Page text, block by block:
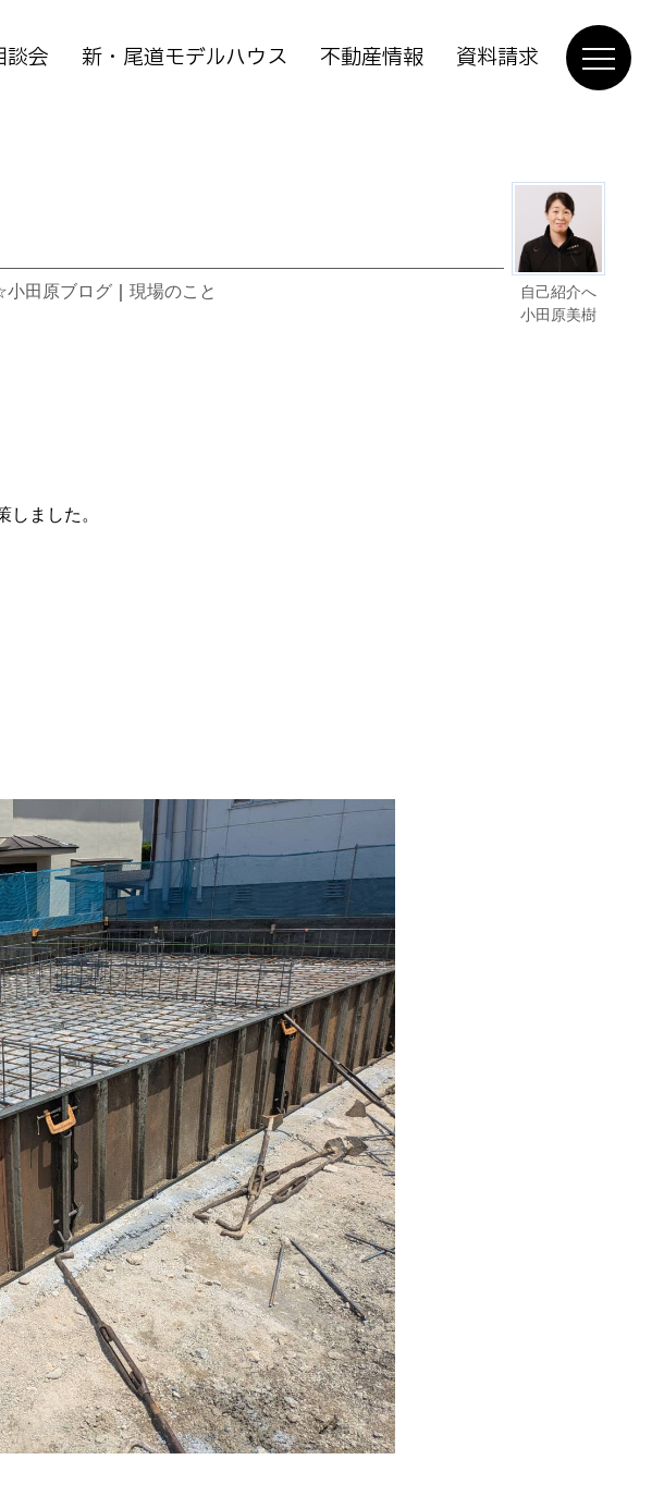
談会 新・尾道モデルハウス 不動産情報 資料請求
自己紹介へ
小田原美樹
田原ブログ 現場のこと
ました。